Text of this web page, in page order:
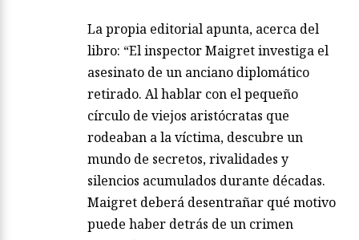
La propia editorial apunta, acerca del
libro: “El inspector Maigret investiga el
asesinato de un anciano diplomático
retirado. Al hablar con el pequeño
círculo de viejos aristócratas que
rodeaban a la víctima, descubre un
mundo de secretos, rivalidades y
silencios acumulados durante décadas.
Maigret deberá desentrañar qué motivo
puede haber detrás de un crimen